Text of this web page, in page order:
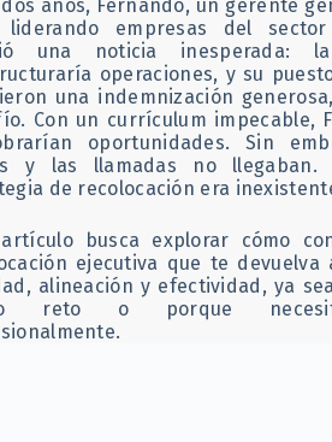
dos años, Fernando, un gerente
liderando empresas del sector
una noticia inesperada:
operaciones, y su
una indemnización
Con un currículum impecable,
oportunidades. Sin
y las llamadas no llegaban.
de recolocación era
busca explorar cómo
ejecutiva que te devuelva
alineación y efectividad, ya
reto o porque